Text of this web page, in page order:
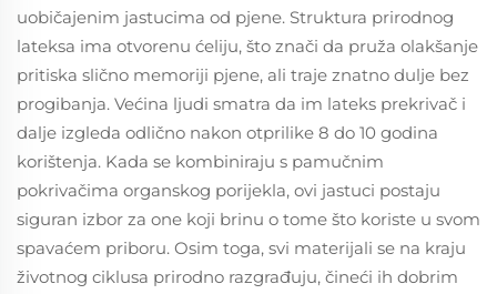
uobičajenim jastucima od pjene. Struktura prirodnog
lateksa ima otvorenu ćeliju, što znači da pruža olakšanje
pritiska slično memoriji pjene, ali traje znatno dulje bez
progibanja. Većina ljudi smatra da im lateks prekrivač i
dalje izgleda odlično nakon otprilike 8 do 10 godina
korištenja. Kada se kombiniraju s pamučnim
pokrivačima organskog porijekla, ovi jastuci postaju
siguran izbor za one koji brinu o tome što koriste u svom
spavaćem priboru. Osim toga, svi materijali se na kraju
životnog ciklusa prirodno razgrađuju, čineći ih dobrim